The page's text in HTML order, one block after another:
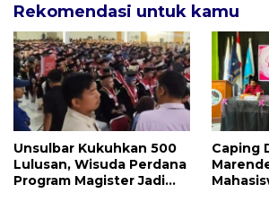
Rekomendasi untuk kamu
Unsulbar Kukuhkan 500
Lulusan, Wisuda Perdana
Program Magister Jadi
Caping